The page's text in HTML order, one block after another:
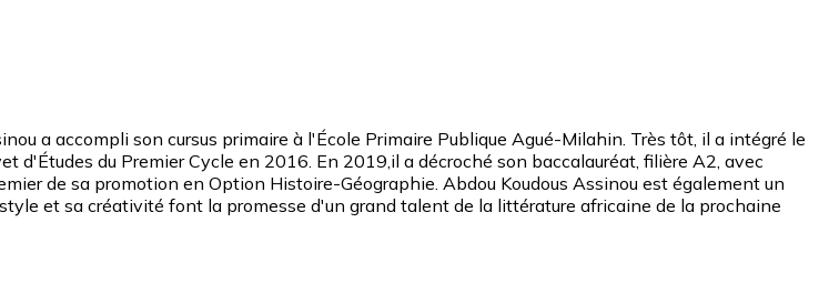
a accompli son cursus primaire à l'École Primaire Publique Agué-Milahin. Très tôt, il a intégré le
du Premier Cycle en 2016. En 2019,il a décroché son baccalauréat, filière A2, avec
de sa promotion en Option Histoire-Géographie. Abdou Koudous Assinou est également un
et sa créativité font la promesse d'un grand talent de la littérature africaine de la prochaine